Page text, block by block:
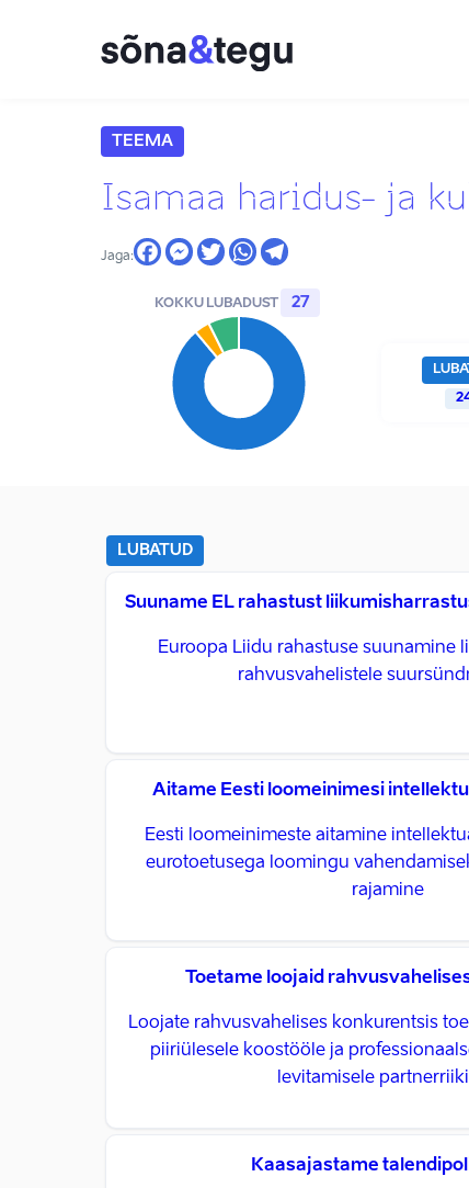
TEEMA
Isamaa haridus- ja
Jaga:
KOKKU LUBADUST 27
LUBATUD
Suuname EL rahastust
Euroopa Liidu rahastuse suunamine
rahvusvahelistele
Aitame Eesti loomeinimesi
Eesti loomeinimeste aitamine
eurotoetusega loomingu
rajamine
Toetame loojaid
Loojate rahvusvahelises konkurentsis
piiriülesele koostööle ja
levitamisele
Kaasajastame